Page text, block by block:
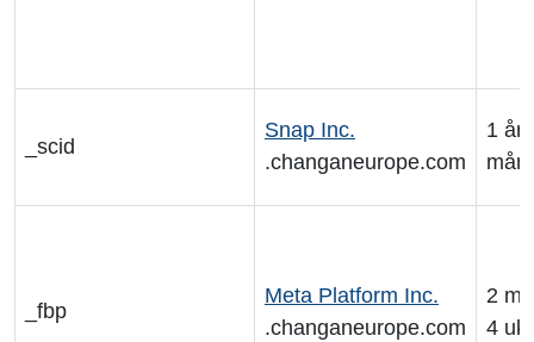
_scid
Snap Inc.
.changaneurope.com
1 år
_fbp
Meta Platform Inc.
.changaneurope.com
2
4